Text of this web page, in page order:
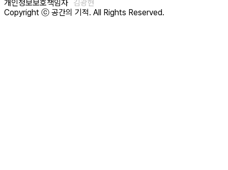
개인정보보호책임자 김광현
Copyright ⓒ 공간의 기적. All Rights Reserved.